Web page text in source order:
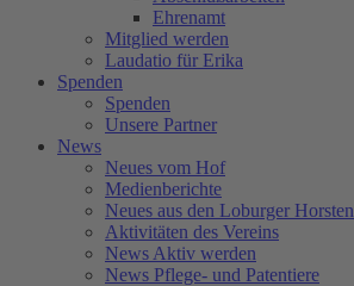
Ehrenamt
Mitglied werden
Laudatio für Erika
Spenden
Spenden
Unsere Partner
News
Neues vom Hof
Medienberichte
Neues aus den Loburger Horsten
Aktivitäten des Vereins
News Aktiv werden
News Pflege- und Patentiere